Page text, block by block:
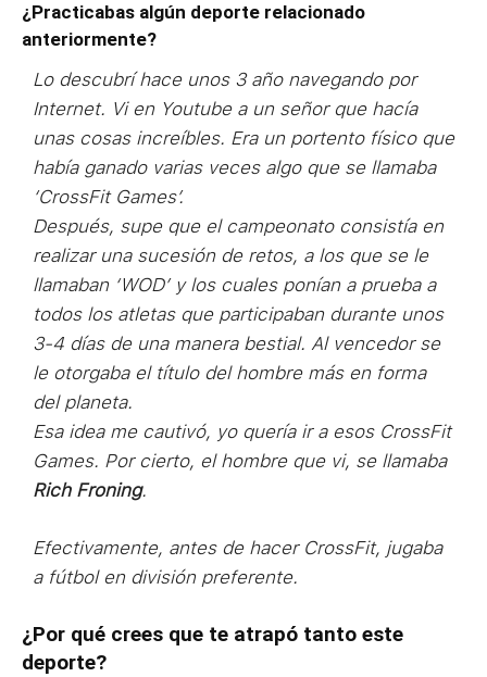
¿Practicabas algún deporte relacionado
anteriormente?
Lo descubrí hace unos 3 año navegando por
Internet. Vi en Youtube a un señor que hacía
unas cosas increíbles. Era un portento físico que
había ganado varias veces algo que se llamaba
‘CrossFit Games’.
Después, supe que el campeonato consistía en
realizar una sucesión de retos, a los que se le
llamaban ‘WOD’ y los cuales ponían a prueba a
todos los atletas que participaban durante unos
3-4 días de una manera bestial. Al vencedor se
le otorgaba el título del hombre más en forma
del planeta.
Esa idea me cautivó, yo quería ir a esos CrossFit
Games. Por cierto, el hombre que vi, se llamaba
Rich Froning.
Efectivamente, antes de hacer CrossFit, jugaba
a fútbol en división preferente.
¿Por qué crees que te atrapó tanto este
deporte?